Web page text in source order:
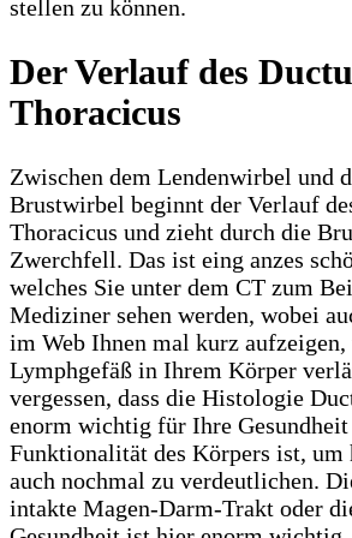
stellen zu können.
Der Verlauf des
Thoracicus
Zwischen dem Lendenwirbel und
Brustwirbel beginnt der Verlauf
Thoracicus und zieht durch die
Zwerchfell. Das ist eing anzes
welches Sie unter dem CT zum
Mediziner sehen werden, wobei
im Web Ihnen mal kurz aufzeigen,
Lymphgefäß in Ihrem Körper
vergessen, dass die Histologie
enorm wichtig für Ihre Gesundheit
Funktionalität des Körpers ist, um
auch nochmal zu verdeutlichen.
intakte Magen-Darm-Trakt oder